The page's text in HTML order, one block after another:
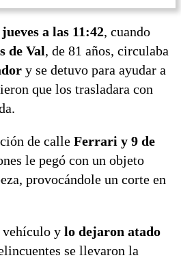
jueves a las 11:42, cuando
de Val, de 81 años, circulaba
y se detuvo para ayudar a
que los trasladara con
de calle Ferrari y 9 de
le pegó con un objeto
provocándole un corte en
vehículo y lo dejaron atado
se llevaron la